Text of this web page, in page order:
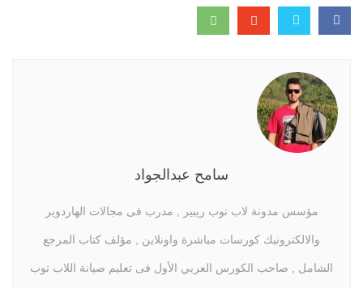
سامح عبدالجواد
مؤسس مدونة لاب توب ريبير , مدرب فى مجالات الهاردوير
والالكترونيك كورسات مباشرة واونلاين , مؤلف كتاب المرجع
الشامل , صاحب الكورس العربي الأول فى تعليم صيانة اللاب توب